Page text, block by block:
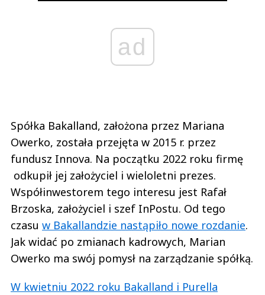
ad
Spółka Bakalland, założona przez Mariana
Owerko, została przejęta w 2015 r. przez
fundusz Innova. Na początku 2022 roku firmę
odkupił jej założyciel i wieloletni prezes.
Współinwestorem tego interesu jest Rafał
Brzoska, założyciel i szef InPostu. Od tego
czasu w Bakallandzie nastąpiło nowe rozdanie.
Jak widać po zmianach kadrowych, Marian
Owerko ma swój pomysł na zarządzanie spółką.
W kwietniu 2022 roku Bakalland i Purella